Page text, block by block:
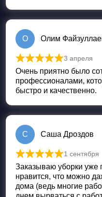
О Олим
Оценка из 5
3 апреля
Очень приятно было
профессионалами,
быстро и качественно.
С Саша Дроздов
Оценка
1 сентября
Заказываю уборки уже
нравится, что можно
дома (ведь многие